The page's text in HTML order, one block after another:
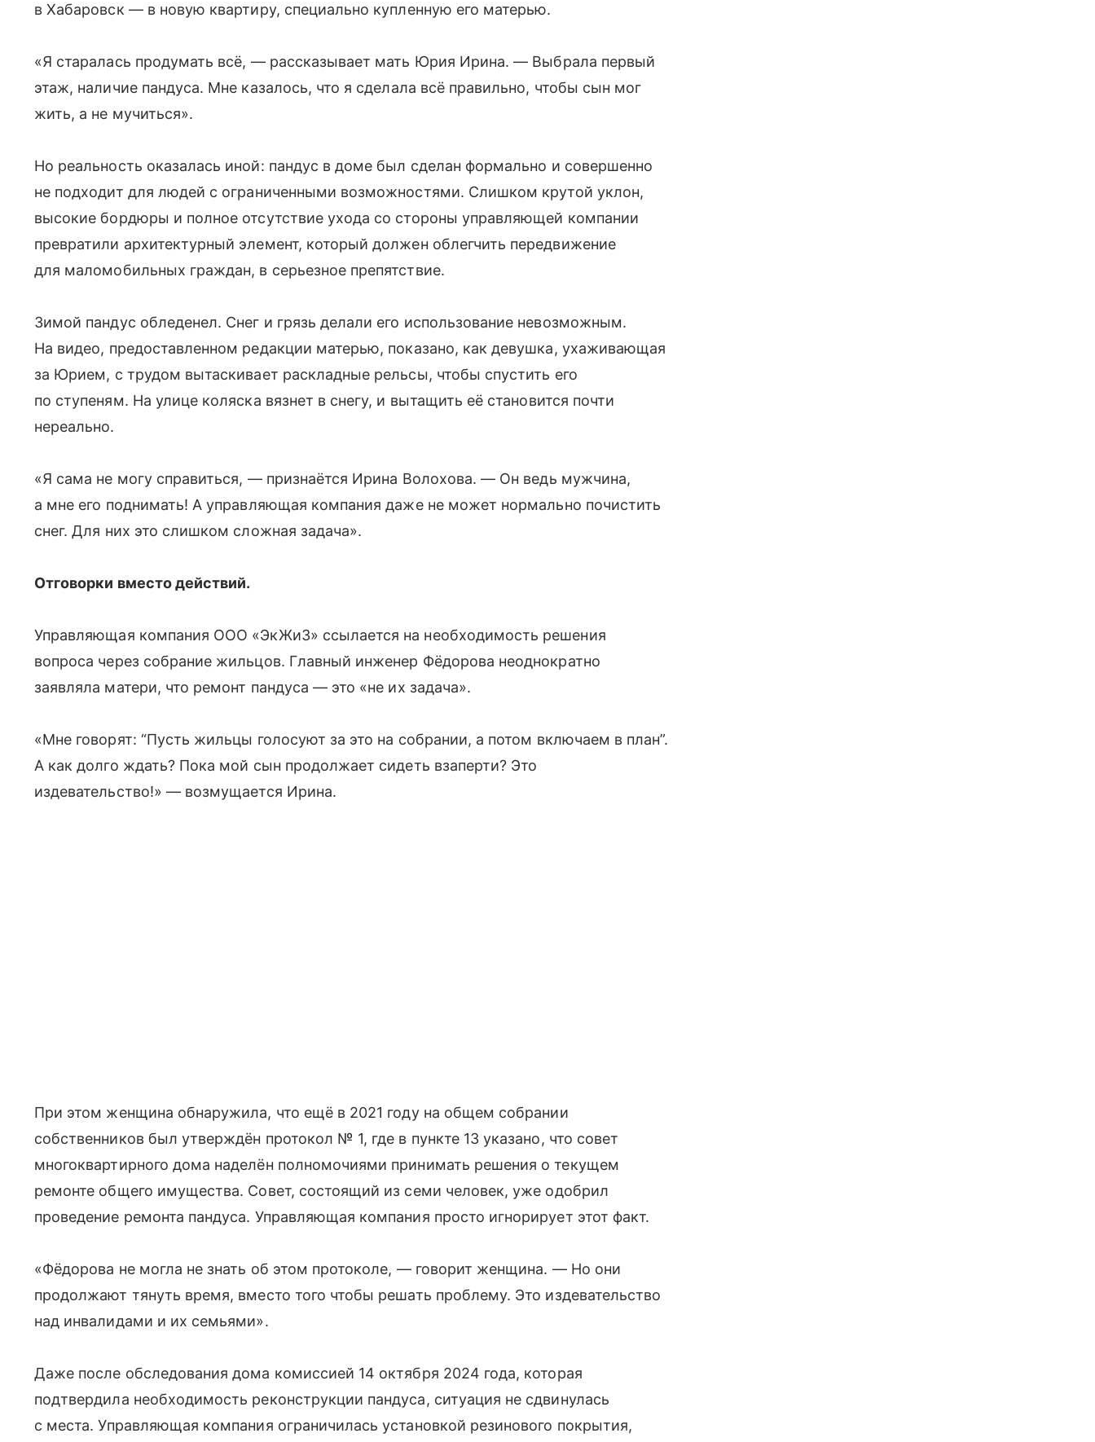
в Хабаровск — в новую квартиру, специально купленную его матерью.
«Я старалась продумать всё, — рассказывает мать Юрия Ирина. — Выбрала первый
этаж, наличие пандуса. Мне казалось, что я сделала всё правильно, чтобы сын мог
жить, а не мучиться».
Но реальность оказалась иной: пандус в доме был сделан формально и совершенно
не подходит для людей с ограниченными возможностями. Слишком крутой уклон,
высокие бордюры и полное отсутствие ухода со стороны управляющей компании
превратили архитектурный элемент, который должен облегчить передвижение
для маломобильных граждан, в серьезное препятствие.
Зимой пандус обледенел. Снег и грязь делали его использование невозможным.
На видео, предоставленном редакции матерью, показано, как девушка, ухаживающая
за Юрием, с трудом вытаскивает раскладные рельсы, чтобы спустить его
по ступеням. На улице коляска вязнет в снегу, и вытащить её становится почти
нереально.
«Я сама не могу справиться, — признаётся Ирина Волохова. — Он ведь мужчина,
а мне его поднимать! А управляющая компания даже не может нормально почистить
снег. Для них это слишком сложная задача».
Отговорки вместо действий.
Управляющая компания ООО «ЭкЖиЗ» ссылается на необходимость решения
вопроса через собрание жильцов. Главный инженер Фёдорова неоднократно
заявляла матери, что ремонт пандуса — это «не их задача».
«Мне говорят: “Пусть жильцы голосуют за это на собрании, а потом включаем в план”.
А как долго ждать? Пока мой сын продолжает сидеть взаперти? Это
издевательство!» — возмущается Ирина.
При этом женщина обнаружила, что ещё в 2021 году на общем собрании
собственников был утверждён протокол № 1, где в пункте 13 указано, что совет
многоквартирного дома наделён полномочиями принимать решения о текущем
ремонте общего имущества. Совет, состоящий из семи человек, уже одобрил
проведение ремонта пандуса. Управляющая компания просто игнорирует этот факт.
«Фёдорова не могла не знать об этом протоколе, — говорит женщина. — Но они
продолжают тянуть время, вместо того чтобы решать проблему. Это издевательство
над инвалидами и их семьями».
Даже после обследования дома комиссией 14 октября 2024 года, которая
подтвердила необходимость реконструкции пандуса, ситуация не сдвинулась
с места. Управляющая компания ограничилась установкой резинового покрытия,